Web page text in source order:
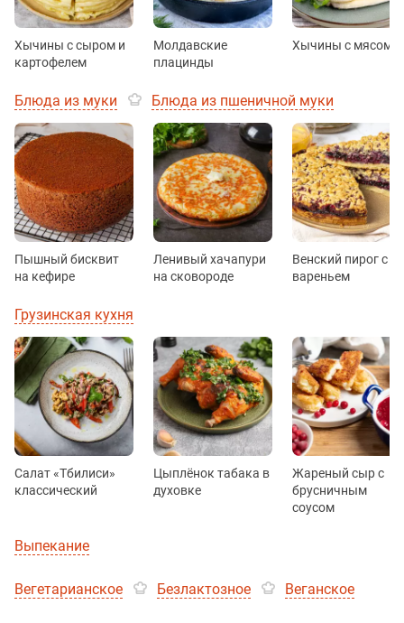
Хычины с сыром и
картофелем
Молдавские
плацинды
Хычины с мясом
Блюда из муки Блюда из пшеничной муки
Пышный бисквит
на кефире
Ленивый хачапури
на сковороде
Венский пирог с
вареньем
Грузинская кухня
Салат «Тбилиси»
классический
Цыплёнок табака в
духовке
Жареный сыр с
брусничным
соусом
Выпекание
Вегетарианское Безлактозное Веганское